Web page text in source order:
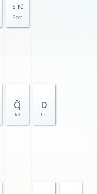
S: Pč
Szot
Čj
Jež
D
Fej